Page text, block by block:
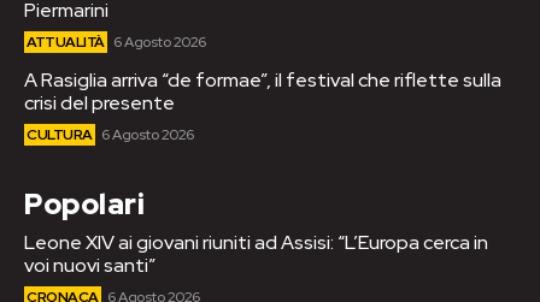
Piermarini
ATTUALITÀ 6 Agosto 2026
A Rasiglia arriva “de formae”, il festival che riflette sulla
crisi del presente
CULTURA 6 Agosto 2026
Popolari
Leone XIV ai giovani riuniti ad Assisi: “L’Europa cerca in
voi nuovi santi”
CRONACA 6 Agosto 2026